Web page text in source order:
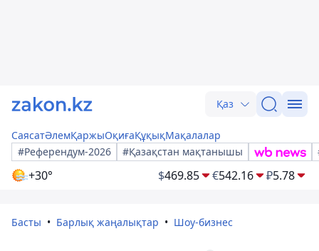
Қаз
СаясатӘлемҚаржыОқиғаҚұқықМақалалар
#Референдум-2026
#Қазақстан мақтанышы
+30° $469.85 €542.16 ₽5.78
Басты Барлық жаңалықтар Шоу-бизнес